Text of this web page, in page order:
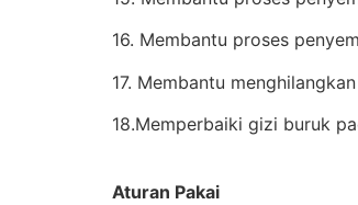
16. Membantu proses
17. Membantu
18.Memperbaiki gizi buruk
Aturan Pakai